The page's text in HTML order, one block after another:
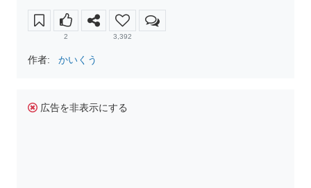
2 3,392
作者: かいくう
広告を非表示にする